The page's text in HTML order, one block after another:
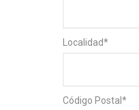
Localidad*
Código Postal *